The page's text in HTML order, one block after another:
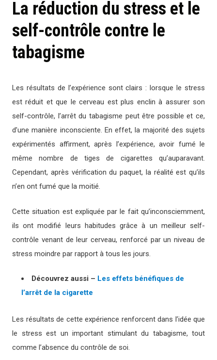
La réduction du stress et le
self-contrôle contre le
tabagisme
Les résultats de l’expérience sont clairs : lorsque le stress
est réduit et que le cerveau est plus enclin à assurer son
self-contrôle, l’arrêt du tabagisme peut être possible et ce,
d’une manière inconsciente. En effet, la majorité des sujets
expérimentés affirment, après l’expérience, avoir fumé le
même nombre de tiges de cigarettes qu’auparavant.
Cependant, après vérification du paquet, la réalité est qu’ils
n’en ont fumé que la moitié.
Cette situation est expliquée par le fait qu’inconsciemment,
ils ont modifié leurs habitudes grâce à un meilleur self-
contrôle venant de leur cerveau, renforcé par un niveau de
stress moindre par rapport à tous les jours.
Découvrez aussi – Les effets bénéfiques de
l’arrêt de la cigarette
Les résultats de cette expérience renforcent dans l’idée que
le stress est un important stimulant du tabagisme, tout
comme l’absence du contrôle de soi.